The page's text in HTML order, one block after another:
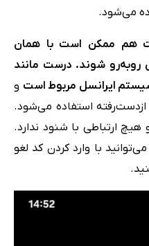
هم ممکن است با همان
روبه‌رو شوند. درست مانند
ایرانسل مربوط است و
استفاده می‌شود.
هیچ ارتباطی با شنود ندارد.
با وارد کردن کد لغو